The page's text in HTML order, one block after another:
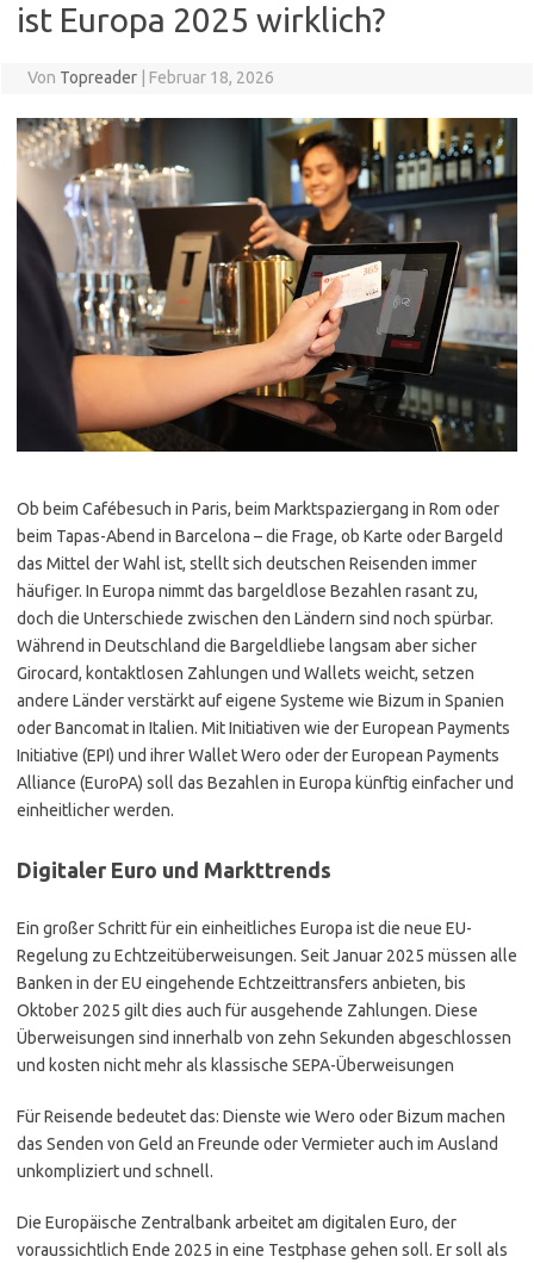
ist Europa 2025 wirklich?
Von Topreader Februar 18, 2026
Ob beim Cafébesuch in Paris, beim Marktspaziergang in Rom oder
beim Tapas-Abend in Barcelona – die Frage, ob Karte oder Bargeld
das Mittel der Wahl ist, stellt sich deutschen Reisenden immer
häufiger. In Europa nimmt das bargeldlose Bezahlen rasant zu,
doch die Unterschiede zwischen den Ländern sind noch spürbar.
Während in Deutschland die Bargeldliebe langsam aber sicher
Girocard, kontaktlosen Zahlungen und Wallets weicht, setzen
andere Länder verstärkt auf eigene Systeme wie Bizum in Spanien
oder Bancomat in Italien. Mit Initiativen wie der European Payments
Initiative (EPI) und ihrer Wallet Wero oder der European Payments
Alliance (EuroPA) soll das Bezahlen in Europa künftig einfacher und
einheitlicher werden.
Digitaler Euro und Markttrends
Ein großer Schritt für ein einheitliches Europa ist die neue EU-
Regelung zu Echtzeitüberweisungen. Seit Januar 2025 müssen alle
Banken in der EU eingehende Echtzeittransfers anbieten, bis
Oktober 2025 gilt dies auch für ausgehende Zahlungen. Diese
Überweisungen sind innerhalb von zehn Sekunden abgeschlossen
und kosten nicht mehr als klassische SEPA-Überweisungen
Für Reisende bedeutet das: Dienste wie Wero oder Bizum machen
das Senden von Geld an Freunde oder Vermieter auch im Ausland
unkompliziert und schnell.
Die Europäische Zentralbank arbeitet am digitalen Euro, der
voraussichtlich Ende 2025 in eine Testphase gehen soll. Er soll als